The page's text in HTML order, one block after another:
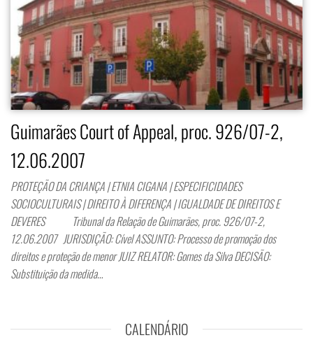
Guimarães Court of Appeal, proc. 926/07-2,
12.06.2007
PROTEÇÃO DA CRIANÇA | ETNIA CIGANA | ESPECIFICIDADES
SOCIOCULTURAIS | DIREITO À DIFERENÇA | IGUALDADE DE DIREITOS E
DEVERES Tribunal da Relação de Guimarães, proc. 926/07-2,
12.06.2007 JURISDIÇÃO: Cível ASSUNTO: Processo de promoção dos
direitos e proteção de menor JUIZ RELATOR: Gomes da Silva DECISÃO:
Substituição da medida…
CALENDÁRIO